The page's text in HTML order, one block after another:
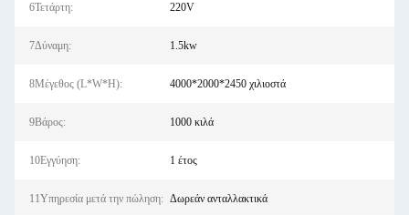
6Τετάρτη: 220V
7Δύναμη: 1.5kw
8Μέγεθος (L*W*H): 4000*2000*2450 χιλιοστά
9Βάρος: 1000 κιλά
10Εγγύηση: 1 έτος
11Υπηρεσία μετά την πώληση: Δωρεάν ανταλλακτικά